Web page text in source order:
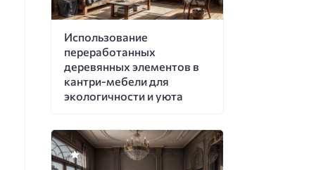
Использование
переработанных
деревянных элементов в
кантри-мебели для
экологичности и уюта